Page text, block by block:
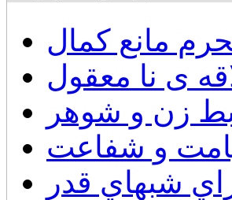
مانع کمال
ی نا معقول
زن و شوهر
و شفاعت
شبهاي قدر